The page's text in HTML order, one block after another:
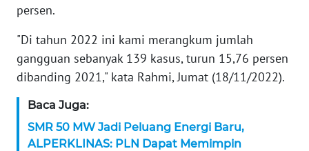
persen.
"Di tahun 2022 ini kami merangkum jumlah
gangguan sebanyak 139 kasus, turun 15,76 persen
dibanding 2021," kata Rahmi, Jumat (18/11/2022).
Baca Juga:
SMR 50 MW Jadi Peluang Energi Baru,
ALPERKLINAS: PLN Dapat Memimpin
DISCLAIMER
Wahana
News
Regional
SUMUT